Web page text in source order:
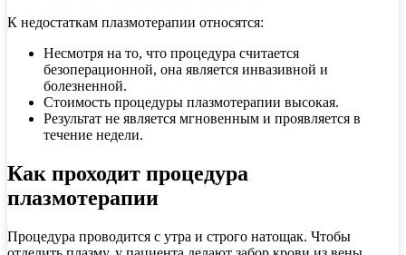
К недостаткам плазмотерапии относятся:
Несмотря на то, что процедура считается
безоперационной, она является инвазивной и
болезненной.
Стоимость процедуры плазмотерапии высокая.
Результат не является мгновенным и проявляется в
течение недели.
Как проходит процедура
плазмотерапии
Процедура проводится с утра и строго натощак. Чтобы